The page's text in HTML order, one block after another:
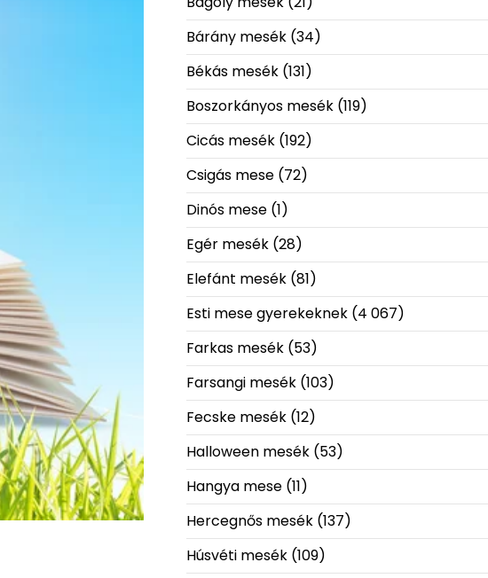
Bárány mesék(34)
Békás mesék(131)
Boszorkányos mesék(119)
Cicás mesék(192)
Csigás mese(72)
Dinós mese(1)
Egér mesék(28)
Elefánt mesék(81)
Esti mese gyerekeknek(4 067)
Farkas mesék(53)
Farsangi mesék(103)
Fecske mesék(12)
Halloween mesék(53)
Hangya mese(11)
Hercegnős mesék(137)
Húsvéti mesék(109)